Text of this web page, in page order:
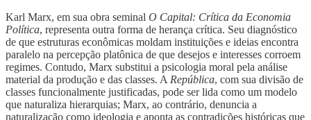
Karl Marx, em sua obra seminal O Capital: Crítica da Economia
Política, representa outra forma de herança crítica. Seu diagnóstico
de que estruturas econômicas moldam instituições e ideias encontra
paralelo na percepção platônica de que desejos e interesses corroem
regimes. Contudo, Marx substitui a psicologia moral pela análise
material da produção e das classes. A República, com sua divisão de
classes funcionalmente justificadas, pode ser lida como um modelo
que naturaliza hierarquias; Marx, ao contrário, denuncia a
naturalização como ideologia e aponta as contradições históricas que